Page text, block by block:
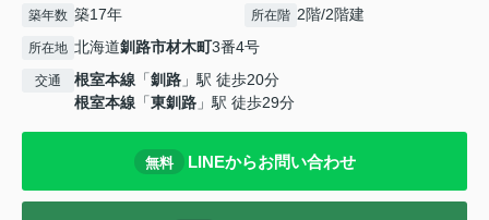
築年数 築17年 所在階 2階/2階建
所在地 北海道釧路市材木町3番4号
交通 根室本線 「釧路 」駅 徒歩20分
根室本線 「東釧路 」駅 徒歩29分
無料 LINEからお問い合わせ